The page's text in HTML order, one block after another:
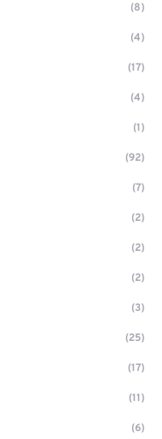
(8)
(4)
(17)
(4)
(1)
(92)
(7)
(2)
(2)
(2)
(3)
(25)
(17)
(11)
(6)